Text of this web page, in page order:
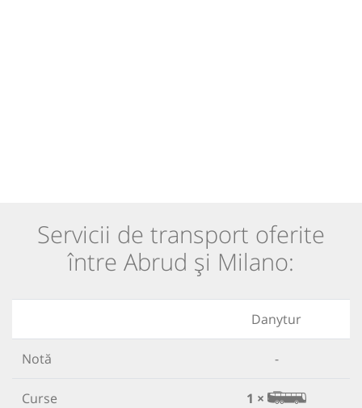
Servicii de transport oferite
între Abrud și Milano:
Danytur
Notă -
Curse 1 ×